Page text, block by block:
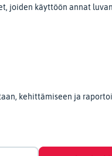
joiden käyttöön annat
kehittämiseen ja